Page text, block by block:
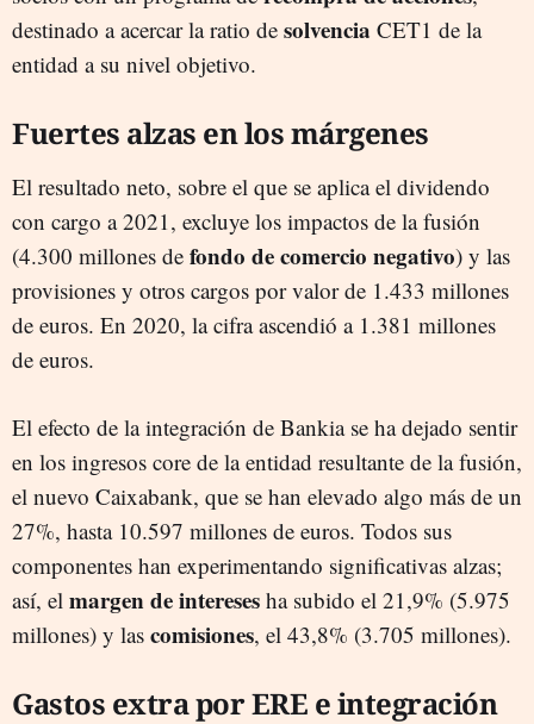
destinado a acercar la ratio de solvencia CET1 de la
entidad a su nivel objetivo.
Fuertes alzas en los márgenes
El resultado neto, sobre el que se aplica el dividendo
con cargo a 2021, excluye los impactos de la fusión
(4.300 millones de fondo de comercio negativo) y las
provisiones y otros cargos por valor de 1.433 millones
de euros. En 2020, la cifra ascendió a 1.381 millones
de euros.
El efecto de la integración de Bankia se ha dejado sentir
en los ingresos core de la entidad resultante de la fusión,
el nuevo Caixabank, que se han elevado algo más de un
27%, hasta 10.597 millones de euros. Todos sus
componentes han experimentando significativas alzas;
así, el margen de intereses ha subido el 21,9% (5.975
millones) y las comisiones, el 43,8% (3.705 millones).
Gastos extra por ERE e integración